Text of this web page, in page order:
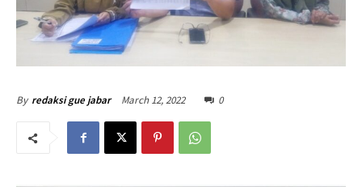
By redaksi gue jabar March 12, 2022 0